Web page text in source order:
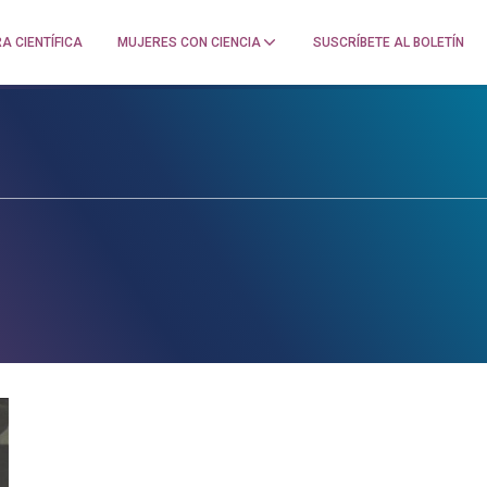
CIENTÍFICA MUJERES CON CIENCIA SUSCRÍBETE AL BOLETÍN